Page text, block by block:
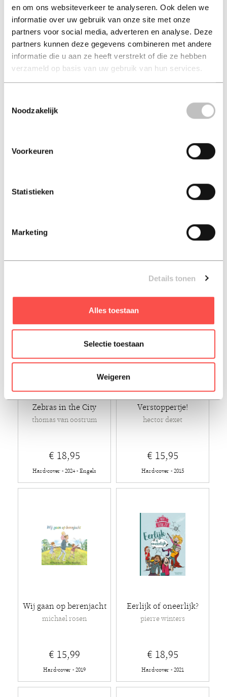
en om ons websiteverkeer te analyseren. Ook delen we
informatie over uw gebruik van onze site met onze
partners voor social media, adverteren en analyse. Deze
partners kunnen deze gegevens combineren met andere
informatie die u aan ze heeft verstrekt of die ze hebben
verzameld op basis van uw gebruik van hun services.
Noodzakelijk
Voorkeuren
Statistieken
Marketing
Details tonen
Alles toestaan
Selectie toestaan
Weigeren
De kleintjes van Kat
nele everaert
€ 19,99
Hard-cover - 2025 - Ebook
Gijs de gewone gekko
wendy meddour
€ 16,50
Hard-cover - 2022
€ 17,95 € 18,95
Zebras in the City
thomas van oostrum
€ 18,95
Hard-cover - 2024 - Engels
Verstoppertje!
hector dexet
€ 15,95
Hard-cover - 2015
Wij gaan op berenjacht
michael rosen
€ 15,99
Hard-cover - 2019
Eerlijk of oneerlijk?
pierre winters
€ 18,95
Hard-cover - 2021